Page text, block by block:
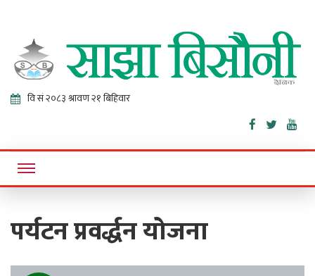
Sajha
Bisaunee
Online News Portal
पर्यटन प्रवर्द्धन योजना